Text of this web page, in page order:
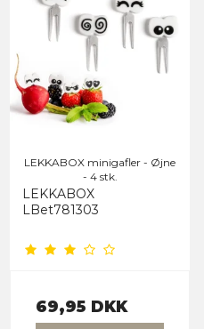
LEKKABOX minigafler - Øjne
- 4 stk.
LEKKABOX
LBet781303
69,95 DKK